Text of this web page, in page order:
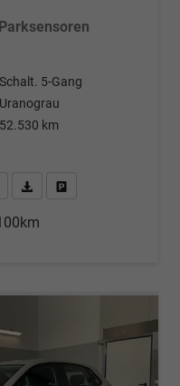
Schalt. 5-Gang
Uranograu
52.530 km
Wir rufen Sie anPDF-Datei, Fahrzeugexposé